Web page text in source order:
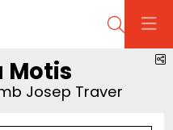
Cerca
Motis
Josep Traver